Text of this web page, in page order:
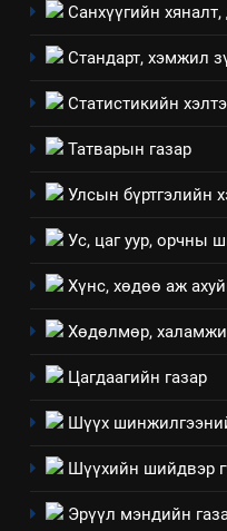
Санхүүгийн
Стандарт, хэмжил
Статистикийн
Татварын газар
Улсын бүртгэлийн
Ус, цаг уур, орчны
Хүнс, хөдөө аж
Хөдөлмөр,
Цагдаагийн газар
Шүүх
Шүүхийн шийдвэр
Эрүүл мэндийн
4
5
ТАЗ-
6
ИЛ